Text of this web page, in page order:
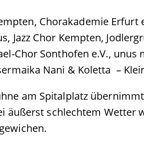
Chorakademie Erfurt
Jazz Chor Kempten,
Chor Sonthofen e.V., unus
Nani & Koletta –
am Spitalplatz
äußerst schlechtem Wetter